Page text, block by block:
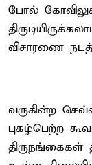
போல்
விசாரணை
வருகின்ற
புகழ்பெற்ற
திருநங்கைகள்